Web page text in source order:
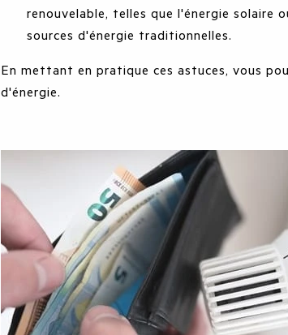
renouvelable, telles que l'énergie solaire
sources d'énergie traditionnelles.
En mettant en pratique ces astuces, vous
d'énergie.